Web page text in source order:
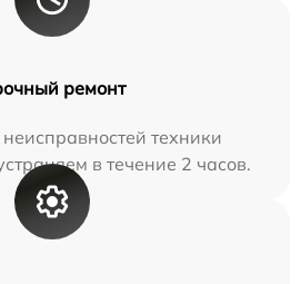
ремонт
техники
в течение 2 часов.